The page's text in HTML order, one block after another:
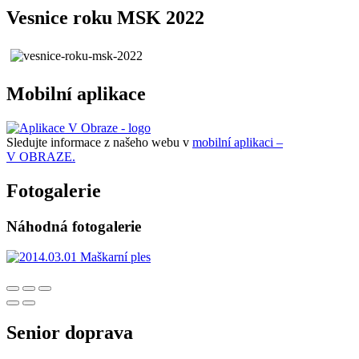
Vesnice roku MSK 2022
Mobilní aplikace
Sledujte informace z našeho webu v mobilní aplikaci –
V OBRAZE.
Fotogalerie
Náhodná fotogalerie
Senior doprava